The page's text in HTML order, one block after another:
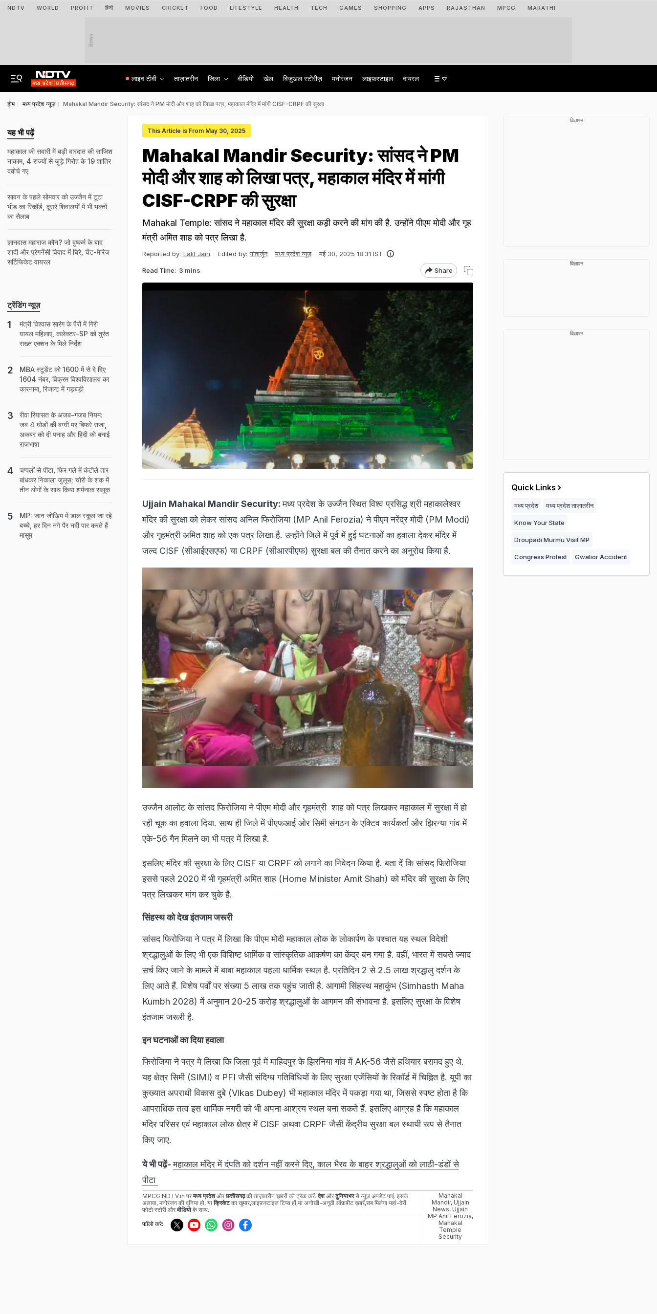
NDTV WORLD PROFIT हिंदी MOVIES CRICKET FOOD LIFESTYLE HEALTH TECH GAMES SHOPPING APPS RAJASTHAN MPCG MARATHI
विज्ञापन
लाइव टीवी ताज़ातरीन जिला वीडियो खेल विज़ुअल स्टोरीज़ मनोरंजन लाइफ़स्टाइल वायरल
होम मध्य प्रदेश न्यूज़ Mahakal Mandir Security: सांसद ने PM मोदी और शाह को लिखा पत्र, महाकाल मंदिर में मांगी CISF-CRPF की सुरक्षा
This Article is From May 30, 2025
Mahakal Mandir Security: सांसद ने PM
मोदी और शाह को लिखा पत्र, महाकाल मंदिर में मांगी
CISF-CRPF की सुरक्षा
Mahakal Temple: सांसद ने महाकाल मंदिर की सुरक्षा कड़ी करने की मांग की है. उन्होंने पीएम मोदी और गृह
मंत्री अमित शाह को पत्र लिखा है.
Reported by: Lalit Jain Edited by: गीतार्जुन मध्य प्रदेश न्यूज़ मई 30, 2025 18:31 IST
Read Time: 3 mins Share
Ujjain Mahakal Mandir Security:मध्य प्रदेश के उज्जैन स्थित विश्व प्रसिद्ध श्री महाकालेश्वर
मंदिर की सुरक्षा को लेकर सांसद अनिल फिरोजिया (MP Anil Ferozia) ने पीएम नरेंद्र मोदी (PM Modi)
और गृहमंत्री अमित शाह को एक पत्र लिखा है. उन्होंने जिले में पूर्व में हुई घटनाओं का हवाला देकर मंदिर में
जल्द CISF (सीआईएसएफ) या CRPF (सीआरपीएफ) सुरक्षा बल की तैनात करने का अनुरोध किया है.
उज्जैन आलोट के सांसद फिरोजिया ने पीएम मोदी और गृहमंत्री शाह को पत्र लिखकर महाकाल में सुरक्षा में हो
रही चूक का हवाला दिया. साथ ही जिले में पीएफआई ओर सिमी संगठन के एक्टिव कार्यकर्ता और झिरन्या गांव में
एके-56 गैन मिलने का भी पत्र में लिखा है.
इसलिए मंदिर की सुरक्षा के लिए CISF या CRPF को लगाने का निवेदन किया है. बता दें कि सांसद फिरोजिया
इससे पहले 2020 में भी गृहमंत्री अमित शाह (Home Minister Amit Shah) को मंदिर की सुरक्षा के लिए
पत्र लिखकर मांग कर चुके है.
सिंहस्थ को देख इंतजाम जरूरी
सांसद फिरोजिया ने पत्र में लिखा कि पीएम मोदी महाकाल लोक के लोकार्पण के पश्चात यह स्थल विदेशी
श्रद्धालुओं के लिए भी एक विशिष्ट धार्मिक व सांस्कृतिक आकर्षण का केंद्र बन गया है. वहीं, भारत में सबसे ज्याद
सर्च किए जाने के मामले में बाबा महाकाल पहला धार्मिक स्थल है. प्रतिदिन 2 से 2.5 लाख श्रद्धालु दर्शन के
लिए आते हैं. विशेष पर्वों पर संख्या 5 लाख तक पहुंच जाती है. आगामी सिंहस्थ महाकुंभ (Simhasth Maha
Kumbh 2028) में अनुमान 20-25 करोड़ श्रद्धालुओं के आगमन की संभावना है. इसलिए सुरक्षा के विशेष
इंतजाम जरूरी है.
इन घटनाओं का दिया हवाला
फिरोजिया ने पत्र मे लिखा कि जिला पूर्व में माहिदपुर के झिरनिया गांव में AK-56 जैसे हथियार बरामद हुए थे.
यह क्षेत्र सिमी (SIMI) व PFI जैसी संदिग्ध गतिविधियों के लिए सुरक्षा एजेंसियों के रिकॉर्ड में चिह्नित है. यूपी का
कुख्यात अपराधी विकास दुबे (Vikas Dubey) भी महाकाल मंदिर में पकड़ा गया था, जिससे स्पष्ट होता है कि
आपराधिक तत्व इस धार्मिक नगरी को भी अपना आश्रय स्थल बना सकते हैं. इसलिए आग्रह है कि महाकाल
मंदिर परिसर एवं महाकाल लोक क्षेत्र में CISF अथवा CRPF जैसी केंद्रीय सुरक्षा बल स्थायी रूप से तैनात
किए जाए.
ये भी पढ़ें-महाकाल मंदिर में दंपति को दर्शन नहीं करने दिए, काल भैरव के बाहर श्रद्धालुओं को लाठी-डंडों से
पीटा
MPCG.NDTV.in परमध्य प्रदेशऔरछत्तीसगढ़की ताज़ातरीन ख़बरों को ट्रैक करें. देशऔरदुनियाभरसे न्यूज़ अपडेट पाएं. इसके
अलावा, मनोरंजन की दुनिया हो, या क्रिकेटका खुमार,लाइफ़स्टाइल टिप्स हों,या अनोखी-अनूठी ऑफ़बीट ख़बरें,सब मिलेगा यहां-ढेरों
फोटो स्टोरी औरवीडियोके साथ.
फॉलो करे:
Mahakal
Mandir, Ujjain
News, Ujjain
MP Anil Ferozia,
Mahakal
Temple
Security
यह भी पढ़ें
महाकाल की सवारी में बड़ी वारदात की साजिश
नाकाम, 4 राज्यों से जुड़े गिरोह के 19 शातिर
दबोचे गए
सावन के पहले सोमवार को उज्जैन में टूटा
भीड़ का रिकॉर्ड, दूसरे शिवालयों में भी भक्तों
का सैलाब
ज्ञानदास महाराज कौन? जो दुष्‍कर्म के बाद
शादी और प्रेगनेंसी विवाद में घिरे, चैट-मैरिज
सर्टिफिकेट वायरल
ट्रेंडिंग न्यूज़
मंत्री विश्वास सारंग के पैरों में गिरी
घायल महिलाएं, कलेक्टर-SP को तुरंत
सख्त एक्शन के मिले निर्देश
MBA स्‍टूडेंट को 1600 में से दे दिए
1604 नंबर, विक्रम विश्वविद्यालय का
कारनामा, रिजल्‍ट में गड़बड़ी
रीवा रियासत के अजब-गजब नियम:
जब 4 घोड़ों की बग्घी पर बिफरे राजा,
अकबर को दी पनाह और हिंदी को बनाई
राजभाषा
चप्पलों से पीटा, फिर गले में कंटीले तार
बांधकर निकाला जुलूस; चोरी के शक में
तीन लोगों के साथ किया शर्मनाक सलूक
MP: जान जोखिम में डाल स्कूल जा रहे
बच्चे, हर दिन नंगे पैर नदी पार करते हैं
मासूम
विज्ञापन
विज्ञापन
विज्ञापन
Quick Links
मध्य प्रदेश मध्य प्रदेश ताज़ातरीन
Know Your State
Droupadi Murmu Visit MP
Congress Protest Gwalior Accident